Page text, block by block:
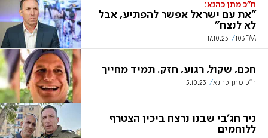
ח"כ מתן כהנא:
"את עם ישראל אפשר להפתיע, אבל
לא לנצח"
103FM
17.10.23
חכם, שקול, רגוע, חזק. תמיד מחייך
ח"כ מתן כהנא 15.10.23
‏ניר חג'בי שבנו נרצח ביכין הצטרף
ללוחמים